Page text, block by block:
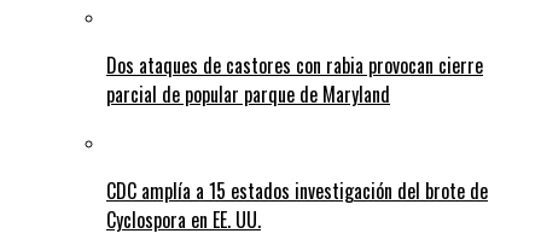
Dos ataques de castores con rabia provocan cierre
parcial de popular parque de Maryland
CDC amplía a 15 estados investigación del brote de
Cyclospora en EE. UU.